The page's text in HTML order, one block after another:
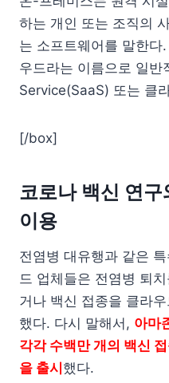
하는 개인 또는 조직의
는 소프트웨어를 말한
우드라는 이름으로 일
Service(SaaS) 또는 클
[/box]
코로나 백신 연
이용
전염병 대유행과 같은
드 업체들은 전염병 퇴
거나 백신 접종을 클라
했다. 다시 말해서, 아마
각각 수백만 개의 백신
을 출시했다.